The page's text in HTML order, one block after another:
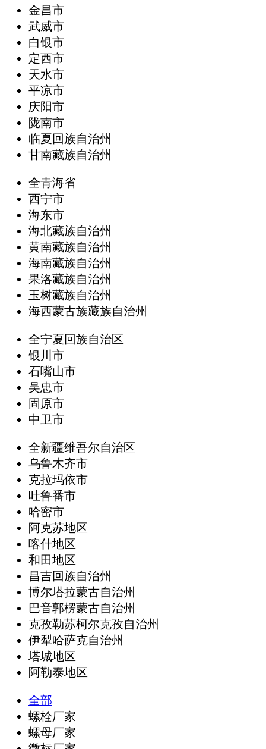
金昌市
武威市
白银市
定西市
天水市
平凉市
庆阳市
陇南市
临夏回族自治州
甘南藏族自治州
全青海省
西宁市
海东市
海北藏族自治州
黄南藏族自治州
海南藏族自治州
果洛藏族自治州
玉树藏族自治州
海西蒙古族藏族自治州
全宁夏回族自治区
银川市
石嘴山市
吴忠市
固原市
中卫市
全新疆维吾尔自治区
乌鲁木齐市
克拉玛依市
吐鲁番市
哈密市
阿克苏地区
喀什地区
和田地区
昌吉回族自治州
博尔塔拉蒙古自治州
巴音郭楞蒙古自治州
克孜勒苏柯尔克孜自治州
伊犁哈萨克自治州
塔城地区
阿勒泰地区
全部
螺栓厂家
螺母厂家